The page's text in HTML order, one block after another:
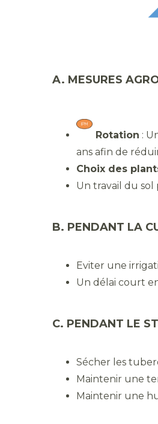
A. MESURES
Rotation :
ans afin de
Choix des
Un travail du sol
B. PENDANT LA
Eviter une
Un délai court
C. PENDANT LE
Sécher les
Maintenir une
Maintenir une